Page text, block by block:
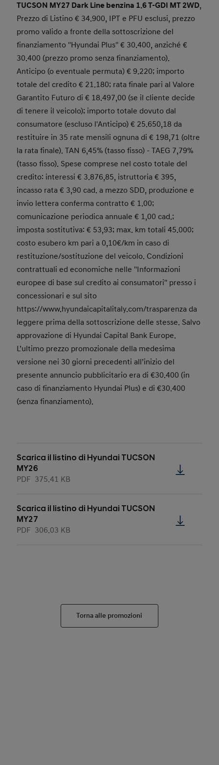
TUCSON MY27 Dark Line benzina 1.6 T-GDI MT 2WD,
Prezzo di Listino € 34.900, IPT e PFU esclusi, prezzo
promo valido a fronte della sottoscrizione del
finanziamento ''Hyundai Plus'' € 30.400, anziché €
30.400 (prezzo promo senza finanziamento).
Anticipo (o eventuale permuta) € 9.220; importo
totale del credito € 21.180; rata finale pari al Valore
Garantito Futuro di € 18.497,00 (se il cliente decide
di tenere il veicolo); importo totale dovuto dal
consumatore (escluso l'Anticipo) € 25.650,18 da
restituire in 35 rate mensili ognuna di € 198,71 (oltre
la rata finale). TAN 6,45% (tasso fisso) - TAEG 7,79%
(tasso fisso). Spese comprese nel costo totale del
credito: interessi € 3.876,85, istruttoria € 395,
incasso rata € 3,90 cad. a mezzo SDD, produzione e
invio lettera conferma contratto € 1.00;
comunicazione periodica annuale € 1,00 cad.;
imposta sostitutiva: € 53,93; max. km totali 45.000;
costo esubero km pari a 0,10€/km in caso di
restituzione/sostituzione del veicolo. Condizioni
contrattuali ed economiche nelle ''Informazioni
europee di base sul credito ai consumatori'' presso i
concessionari e sul sito
https://www.hyundaicapitalitaly.com/trasparenza da
leggere prima della sottoscrizione delle stesse. Salvo
approvazione di Hyundai Capital Bank Europe.
L’ultimo prezzo promozionale della medesima
versione nei 30 giorni precedenti all’inizio del
presente annuncio pubblicitario era di €30.400 (in
caso di finanziamento Hyundai Plus) e di €30.400
(senza finanziamento).
Scarica il listino di Hyundai TUCSON
MY26
PDF 375.41 KB
Scarica il listino di Hyundai TUCSON
MY27
PDF 306.03 KB
Torna alle promozioni